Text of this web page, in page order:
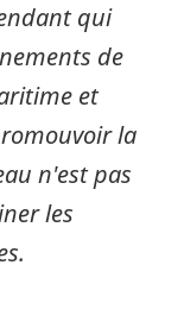
qui
de
et
la
n'est pas
les